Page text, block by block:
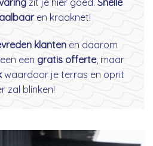
zit je hier goed. Snelle
en kraaknet!
klantenen daarom
een gratis offerte, maar
waardoor je terras en oprit
zal blinken!